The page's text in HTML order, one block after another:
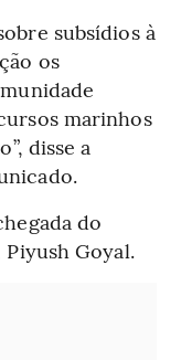
subsídios à
os
marinhos
disse a
do
Goyal.